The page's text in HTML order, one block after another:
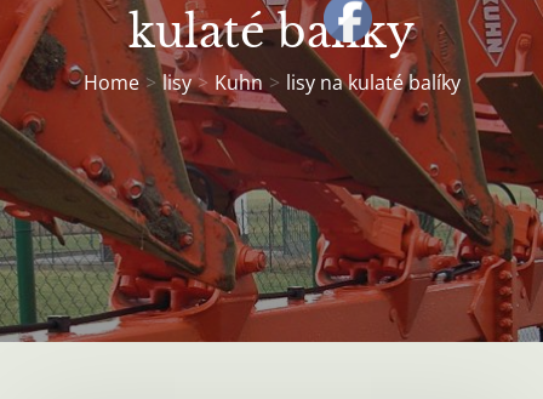
kulaté balíky
Home lisy Kuhn lisy na kulaté balíky